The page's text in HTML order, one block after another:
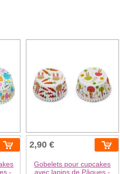
-
2,90 €
Gobelets pour cupcakes
avec lapins de Pâques -